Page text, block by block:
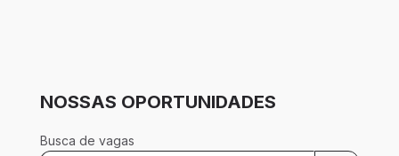
NOSSAS OPORTUNIDADES
Busca de vagas